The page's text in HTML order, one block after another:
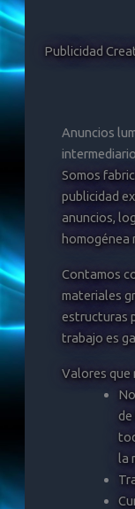
Publicidad
Anuncios
Somos
publicidad
anuncios,
homogénea
Contamos
materiales
estructuras
trabajo es
Valores que
de
la